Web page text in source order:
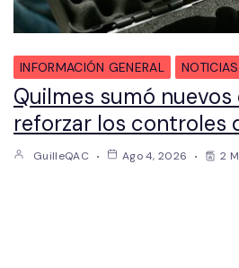
INFORMACIÓN GENERAL NOTICIAS
Quilmes sumó
reforzar los controles
GuilleQAC Ago 4, 2026 2